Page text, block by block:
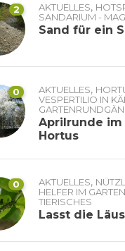
2 AKTUELLES,
SANDARIUM -
Sand für ein
0 AKTUELLES,
VESPERTILIO IN
Aprilrunde im
Hortus
0 AKTUELLES,
HELFER IM GARTEN
TIERISCHES
Lasst die